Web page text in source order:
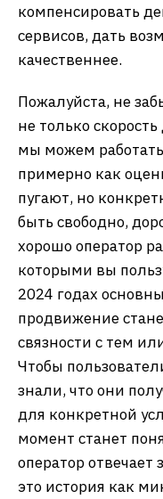
компенсировать
сервисов, дать
качественнее.
Пожалуйста, не
не только
мы можем
примерно как
пугают, но
быть свободно,
хорошо оператор
которыми вы
2024 годах
продвижение
связности с тем
Чтобы
знали, что они
для конкретной
момент станет
оператор отвечает
это история как